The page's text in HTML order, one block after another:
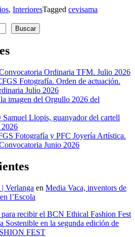
, InterioresTagged cevisama
Buscar
Ordinaria TFM. Julio 2026
Fotografía. Orden de actuación.
Julio 2026
imagen del Orgullo 2026 del
Samuel Llopis, guanyador del cartell
2026
Fotografía y PFC Joyería Artística.
Junio 2026
Verlanga en Media Vaca, inventors de
l’Escola
para recibir el BCN Ethical Fashion Fest
Sostenible en la segunda edición de
FEST